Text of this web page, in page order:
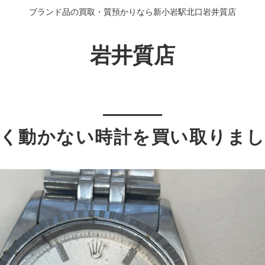
ブランド品の買取・質預かりなら新小岩駅北口岩井質店
岩井質店
動かない時計を買い取りま